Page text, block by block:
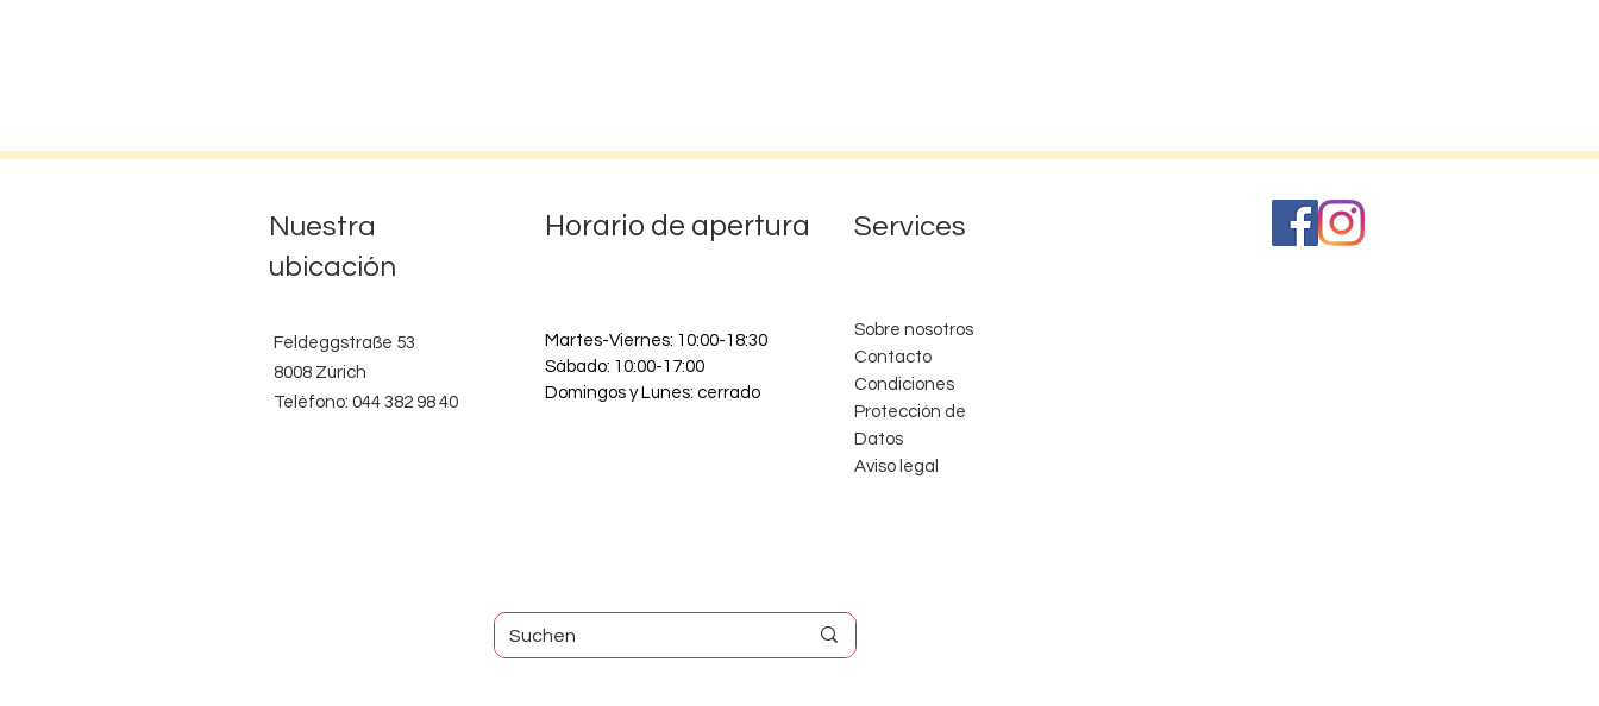
Nuestra
ubicación
Horario de apertura Services
Feldeggstraße 53
8008 Zúrich
Teléfono: 044 382 98 40
Martes-Viernes: 10:00-18:30
Sábado: 10:00-17:00
Domingos y Lunes: cerrado
Sobre nosotros
Contacto
Condiciones
Protección de
Datos
Aviso legal